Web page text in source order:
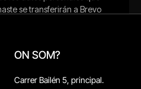
ON SOM?
Carrer Bailén 5, principal.